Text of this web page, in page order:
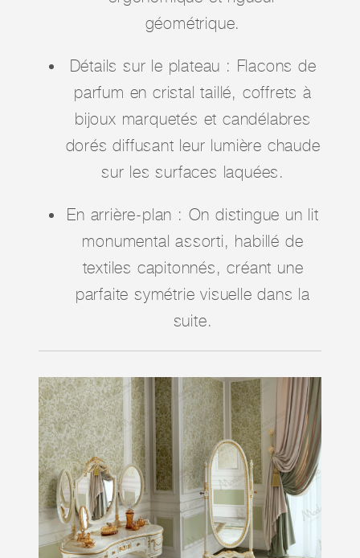
géométrique.
Détails sur le plateau : Flacons de
parfum en cristal taillé, coffrets à
bijoux marquetés et candélabres
dorés diffusant leur lumière chaude
sur les surfaces laquées.
En arrière-plan : On distingue un lit
monumental assorti, habillé de
textiles capitonnés, créant une
parfaite symétrie visuelle dans la
suite.